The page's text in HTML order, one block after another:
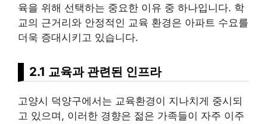
육을 위해 선택하는 중요한 이유 중 하나입니다. 학
교의 근거리와 안정적인 교육 환경은 아파트 수요를
더욱 증대시키고 있습니다.
2.1 교육과 관련된 인프라
고양시 덕양구에서는 교육환경이 지나치게 중시되
고 있으며, 이러한 경향은 젊은 가족들이 자주 이주